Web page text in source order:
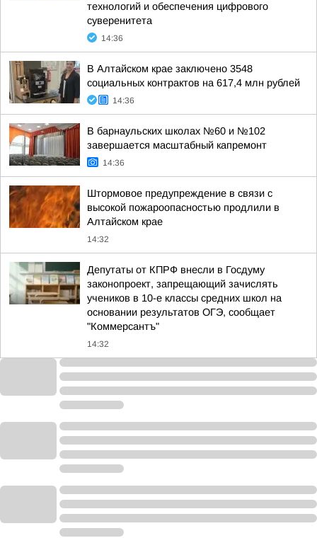
технологий и обеспечения цифрового
суверенитета
14:36
В Алтайском крае заключено 3548
социальных контрактов на 617,4 млн рублей
14:36
В барнаульских школах №60 и №102
завершается масштабный капремонт
14:36
Штормовое предупреждение в связи с
высокой пожароопасностью продлили в
Алтайском крае
14:32
Депутаты от КПРФ внесли в Госдуму
законопроект, запрещающий зачислять
учеников в 10-е классы средних школ на
основании результатов ОГЭ, сообщает
"Коммерсантъ"
14:32